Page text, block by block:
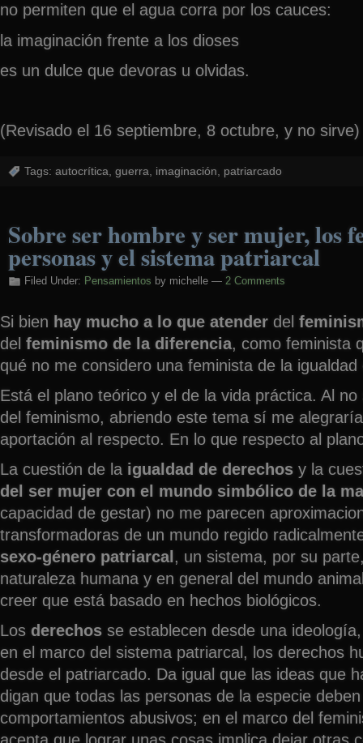
no permiten que el agua corra por los cauces:
la imaginación frente a los dioses
es un dulce que devoras u olvidas.
(Revisado el 16 septiembre, 8 octubre, y no sirve)
Tags: autocrítica guerra imaginación patriarcado
Sobre ser hombre y ser mujer, los
personas y el sistema patriarcal
Filed Under: Pensamientos by michelle — 2 Comments
Si bien hay mucho a lo que atender del
del feminismo de la diferencia, como feminista
qué no me considero una feminista de la
Está el plano teórico y el de la vida práctica. Al
del feminismo, abriendo este tema sí me
aportación al respecto. En lo que respecto al
La cuestión de la igualdad de derechos y la
del ser mujer con el mundo simbólico de la
capacidad de gestar) no me parecen
transformadoras de un mundo regido
sexo-género patriarcal , un sistema, por su
naturaleza humana y en general del mundo
creer que está basado en hechos biológicos.
Los derechos se establecen desde una
en el marco del sistema patriarcal, los derechos
desde el patriarcado. Da igual que las ideas que
digan que todas las personas de la especie
comportamientos abusivos; en el marco del